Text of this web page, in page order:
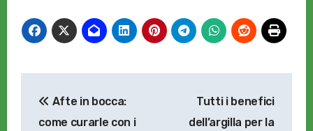
articoli
Afte in bocca:
come curarle con i
Tutti i benefici
dell’argilla per la